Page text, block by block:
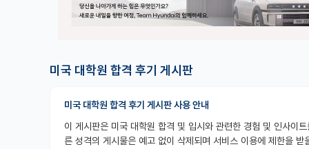
미국 대학원 합격 후기 게시판
미국 대학원 합격 후기 게시판 사용 안내
이 게시판은 미국 대학원 합격 및 입시와 관련한 경험 및 인사이
른 성격의 게시물은 예고 없이 삭제되며 서비스 이용에 제한을 받